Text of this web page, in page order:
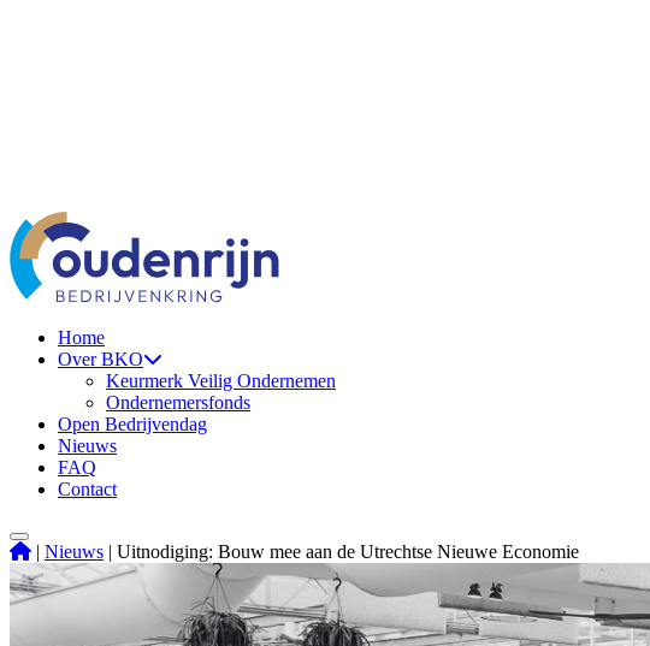
Home
Over BKO
Keurmerk Veilig Ondernemen
Ondernemersfonds
Open Bedrijvendag
Nieuws
FAQ
Contact
| Nieuws | Uitnodiging: Bouw mee aan de Utrechtse Nieuwe Economie